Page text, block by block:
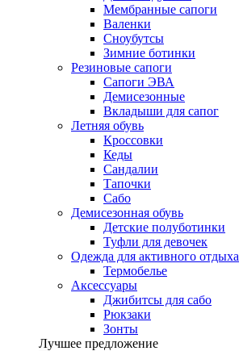
Мембранные сапоги
Валенки
Сноубутсы
Зимние ботинки
Резиновые сапоги
Сапоги ЭВА
Демисезонные
Вкладыши для сапог
Летняя обувь
Кроссовки
Кеды
Сандалии
Тапочки
Сабо
Демисезонная обувь
Детские полуботинки
Туфли для девочек
Одежда для активного отдыха
Термобелье
Аксессуары
Джибитсы для сабо
Рюкзаки
Зонты
Лучшее предложение